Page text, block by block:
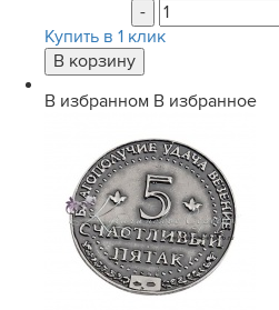
-
Купить в 1 клик
В избранном В избранное